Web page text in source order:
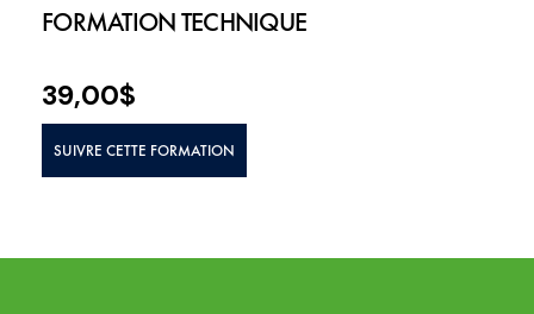
FORMATION TECHNIQUE
39,00$
SUIVRE CETTE FORMATION